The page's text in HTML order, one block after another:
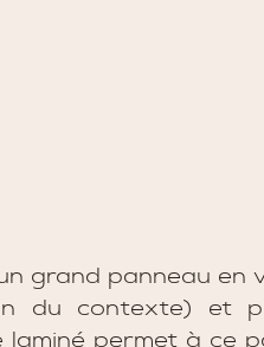
grand panneau en
du contexte) et
laminé permet à ce